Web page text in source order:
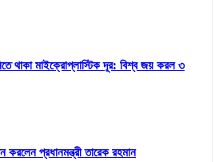
থাকা মাইক্রোপ্লাস্টিক দূর: বিশ্ব জয় করল ৩
প্রধানমন্ত্রী তারেক রহমান